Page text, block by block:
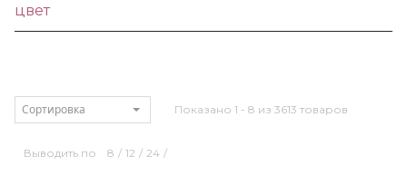
цвет
Сортировка Показано 1 - 8 из 3613 товаров
Выводить по 8 / 12 / 24 /